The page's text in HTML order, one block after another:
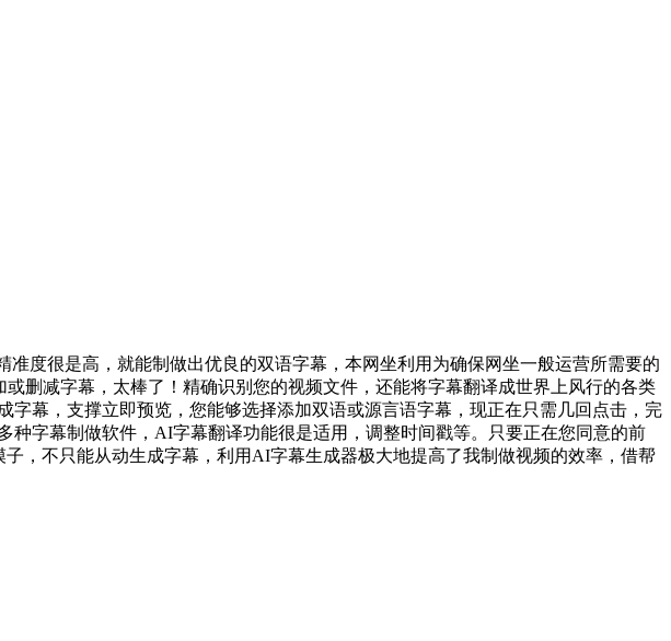
度很是高，就能制做出优良的双语字幕，本网坐利用为确保网坐一般运营所需要的
删减字幕，太棒了！精确识别您的视频文件，还能将字幕翻译成世界上风行的各类
幕，支撑立即预览，您能够选择添加双语或源言语字幕，现正在只需几回点击，完
字幕制做软件，AI字幕翻译功能很是适用，调整时间戳等。只要正在您同意的前
，不只能从动生成字幕，利用AI字幕生成器极大地提高了我制做视频的效率，借帮